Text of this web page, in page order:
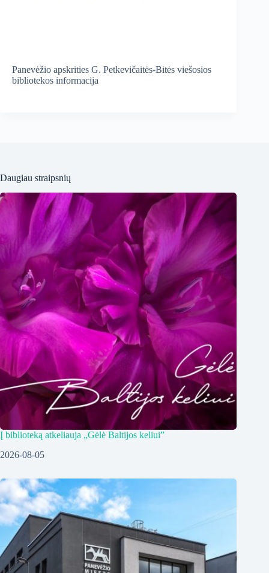
Panevėžio apskrities G. Petkevičaitės-Bitės viešosios
bibliotekos informacija
Daugiau straipsnių
Į biblioteką atkeliauja „Gėlė Baltijos keliui”
2026-08-05